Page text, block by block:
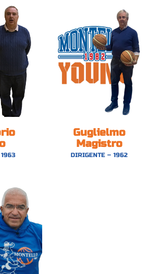
1963
Guglielmo
Magistro
DIRIGENTE – 1962